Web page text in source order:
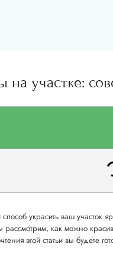
участке:
украсить ваш участок
как можно
этой статьи вы